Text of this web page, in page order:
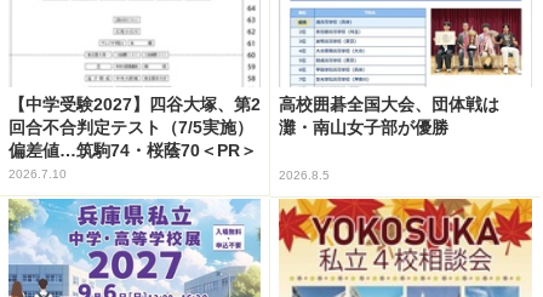
【中学受験2027】四谷大塚、第2
回合不合判定テスト（7/5実施）
偏差値…筑駒74・桜蔭70＜PR＞
2026.7.10
高校囲碁全国大会、団体戦は
灘・南山女子部が優勝
2026.8.5